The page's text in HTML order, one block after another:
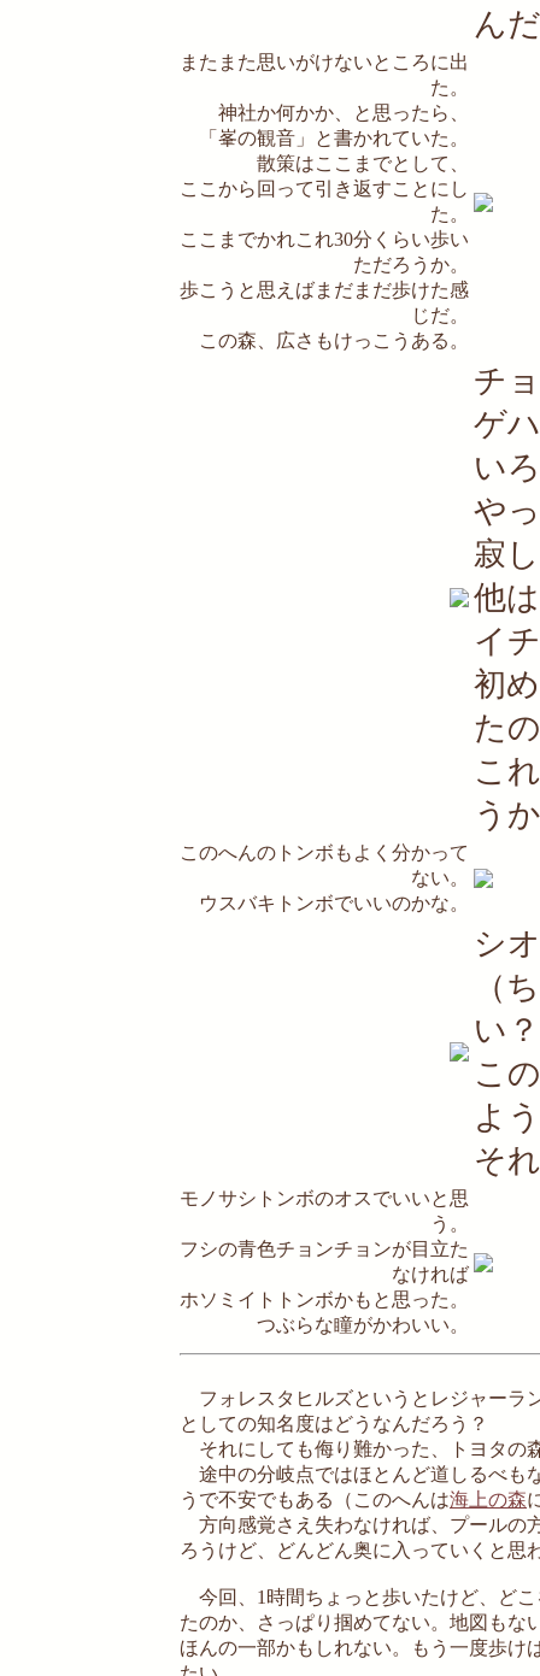
ん
またまた思いがけないところに出
た。
神社か何かか、と思ったら、
「峯の観音」と書かれていた。
散策はここまでとして、
ここから回って引き返すことにし
た。
ここまでかれこれ30分くらい歩い
ただろうか。
歩こうと思えばまだまだ歩けた感
じだ。
この森、広さもけっこうある。
チ
ゲ
い
や
寂
他
イ
初
た
こ
う
このへんのトンボもよく分かって
ない。
ウスバキトンボでいいのかな。
シ
（
い
こ
よ
そ
モノサシトンボのオスでいいと思
う。
フシの青色チョンチョンが目立た
なければ
ホソミイトトンボかもと思った。
つぶらな瞳がかわいい。
フォレスタヒルズというとレジャーラ
としての知名度はどうなんだろう？
それにしても侮り難かった、トヨタの
途中の分岐点ではほとんど道しるべも
うで不安でもある（このへんは海上の森
方向感覚さえ失わなければ、プールの
ろうけど、どんどん奥に入っていくと思
今回、1時間ちょっと歩いたけど、ど
たのか、さっぱり掴めてない。地図もな
ほんの一部かもしれない。もう一度歩け